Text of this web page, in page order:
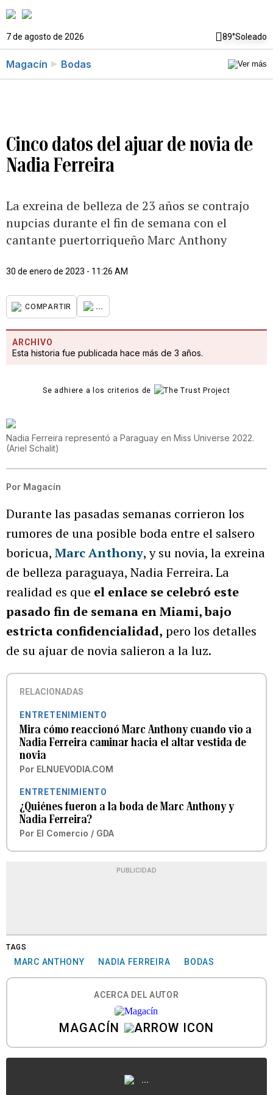
7 de agosto de 2026 89°Soleado
Magacín Bodas
Cinco datos del ajuar de novia de
Nadia Ferreira
La exreina de belleza de 23 años se contrajo
nupcias durante el fin de semana con el
cantante puertorriqueño Marc Anthony
30 de enero de 2023 - 11:26 AM
COMPARTIR ...
ARCHIVO
Esta historia fue publicada hace más de 3 años.
Se adhiere a los criterios de
Nadia Ferreira representó a Paraguay en Miss Universe 2022.
(Ariel Schalit)
Por Magacín
Durante las pasadas semanas corrieron los
rumores de una posible boda entre el salsero
boricua, Marc Anthony, y su novia, la exreina
de belleza paraguaya, Nadia Ferreira. La
realidad es que el enlace se celebró este
pasado fin de semana en Miami, bajo
estricta confidencialidad, pero los detalles
de su ajuar de novia salieron a la luz.
RELACIONADAS
ENTRETENIMIENTO
Mira cómo reaccionó Marc Anthony cuando vio a
Nadia Ferreira caminar hacia el altar vestida de
novia
Por ELNUEVODIA.COM
ENTRETENIMIENTO
¿Quiénes fueron a la boda de Marc Anthony y
Nadia Ferreira?
Por El Comercio / GDA
PUBLICIDAD
TAGS
MARC ANTHONY NADIA FERREIRA BODAS
ACERCA DEL AUTOR
MAGACÍN
...